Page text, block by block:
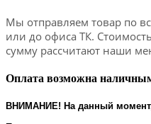
Мы отправляем товар по
или до офиса ТК.
сумму рассчитают наши
Оплата возможна
ВНИМАНИЕ! На данный момент,